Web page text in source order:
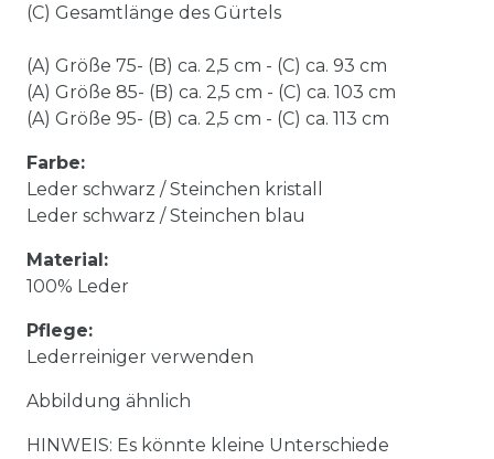
(C) Gesamtlänge des Gürtels
(A) Größe 75- (B) ca. 2,5 cm - (C) ca. 93 cm
(A) Größe 85- (B) ca. 2,5 cm - (C) ca. 103 cm
(A) Größe 95- (B) ca. 2,5 cm - (C) ca. 113 cm
Farbe:
Leder schwarz / Steinchen kristall
Leder schwarz / Steinchen blau
Material:
100% Leder
Pflege:
Lederreiniger verwenden
Abbildung ähnlich
HINWEIS: Es könnte kleine Unterschiede